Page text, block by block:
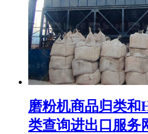
磨粉机商品归类和
类查询进出口服务